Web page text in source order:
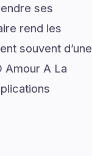
ses
rend les
souvent d’une
Amour A La